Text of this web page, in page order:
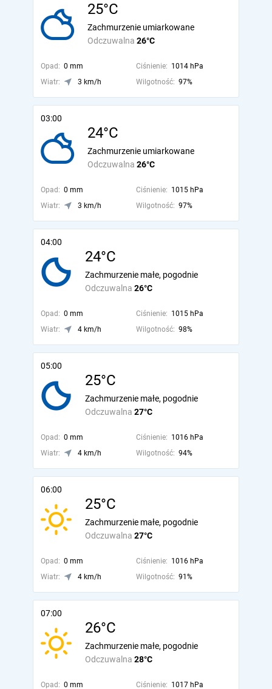
25°C
Odczuwalna 26°C
Zachmurzenie umiarkowane
Opad: 0 mm Ciśnienie: 1014 hPa
Wiatr:
3 km/h Wilgotność: 97%
03:00
24°C
Odczuwalna 26°C
Zachmurzenie umiarkowane
Opad: 0 mm Ciśnienie: 1015 hPa
Wiatr:
3 km/h Wilgotność: 97%
04:00
24°C
Odczuwalna 26°C
Zachmurzenie małe, pogodnie
Opad: 0 mm Ciśnienie: 1015 hPa
Wiatr:
4 km/h Wilgotność: 98%
05:00
25°C
Odczuwalna 27°C
Zachmurzenie małe, pogodnie
Opad: 0 mm Ciśnienie: 1016 hPa
Wiatr:
4 km/h Wilgotność: 94%
06:00
25°C
Odczuwalna 27°C
Zachmurzenie małe, pogodnie
Opad: 0 mm Ciśnienie: 1016 hPa
Wiatr:
4 km/h Wilgotność: 91%
07:00
26°C
Odczuwalna 28°C
Zachmurzenie małe, pogodnie
Opad: 0 mm Ciśnienie: 1017 hPa